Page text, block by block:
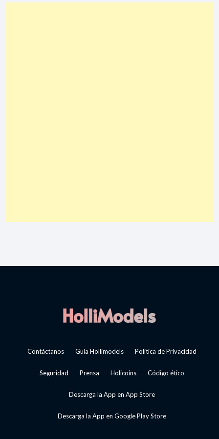
Contáctanos Guía Hollimodels Política de Privacidad
Seguridad Prensa Holicoins Código ético
Descarga la App en App Store
Descarga la App en Google Play Store